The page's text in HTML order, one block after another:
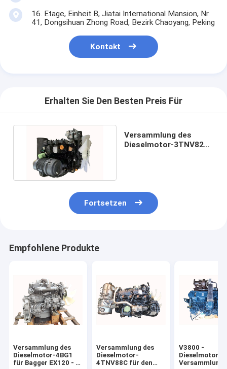
16. Etage, Einheit B, Jiatai International Mansion, Nr.
41, Dongsihuan Zhong Road, Bezirk Chaoyang, Peking
Kontakt
Erhalten Sie Den Besten Preis Für
Versammlung des
Dieselmotor-3TNV82A
Fortsetzen
Empfohlene Produkte
Versammlung des
Dieselmotor-4BG1
für Bagger EX120 - 5
Versammlung des
Dieselmotor-
4TNV88C für den
V3800 -
Dieselmotor-
Versammlung